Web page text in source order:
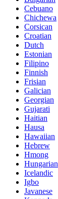
Cebuano
Chichewa
Corsican
Croatian
Dutch
Estonian
Filipino
Finnish
Frisian
Galician
Georgian
Gujarati
Haitian
Hausa
Hawaiian
Hebrew
Hmong
Hungarian
Icelandic
Igbo
Javanese